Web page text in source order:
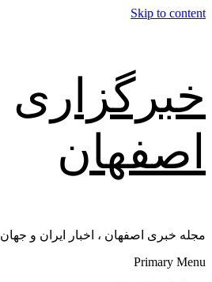
Skip to content
خبرگزاری
اصفهان
مجله خبری اصفهان ، اخبار ایران و جهان
Primary Menu